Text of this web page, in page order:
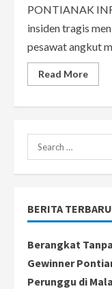
PONTIANAK
insiden tragis
pesawat angkut
Read MoreRead
more
22
Search
for:
BERITA TERBARU
Berangkat
Gewinner
Perunggu di